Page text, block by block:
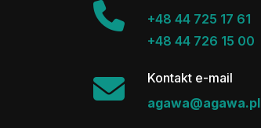
+48 44 725 17 61
+48 44 726 15 00
Kontakt e-mail
agawa@agawa.pl